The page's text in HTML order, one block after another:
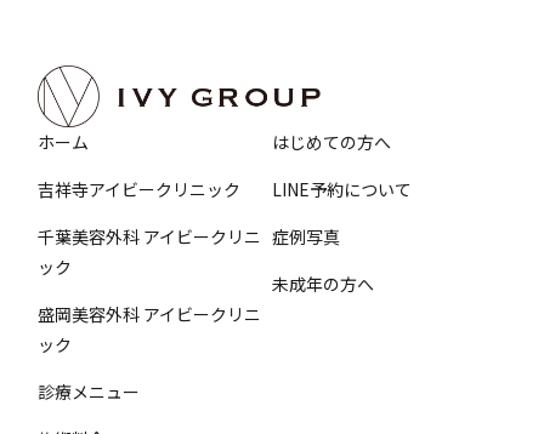
ホーム
吉祥寺アイビークリニック
千葉美容外科 アイビークリニ
ック
盛岡美容外科 アイビークリニ
ック
診療メニュー
はじめての方へ
LINE予約について
症例写真
未成年の方へ